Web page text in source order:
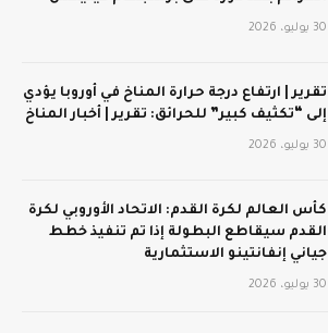
30 يوليو، 2026
تقرير | ارتفاع درجة حرارة المناخ في أوروبا يؤدي
إلى “تكثيف كبير” للحرائق: تقرير | أخبار المناخ
30 يوليو، 2026
كأس العالم لكرة القدم: الاتحاد الأوروبي لكرة
القدم سيقاطع البطولة إذا تم تنفيذ خطط
جياني إنفانتينو الاستثمارية
30 يوليو، 2026